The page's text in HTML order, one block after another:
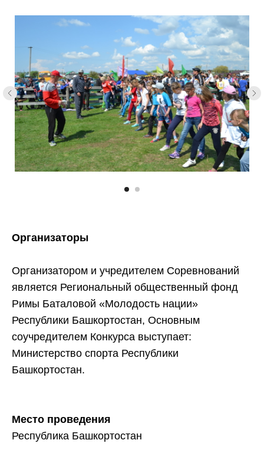
Организаторы
Организатором и учредителем Соревнований
является Региональный общественный фонд
Римы Баталовой «Молодость нации»
Республики Башкортостан, Основным
соучредителем Конкурса выступает:
Министерство спорта Республики
Башкортостан.
Место проведения
Республика Башкортостан